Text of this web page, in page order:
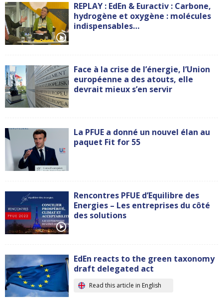
REPLAY : EdEn & Euractiv : Carbone,
hydrogène et oxygène : molécules
indispensables…
Face à la crise de l’énergie, l’Union
européenne a des atouts, elle
devrait mieux s’en servir
La PFUE a donné un nouvel élan au
paquet Fit for 55
Rencontres PFUE d’Equilibre des
Energies – Les entreprises du côté
des solutions
EdEn reacts to the green taxonomy
draft delegated act
Read this article in English